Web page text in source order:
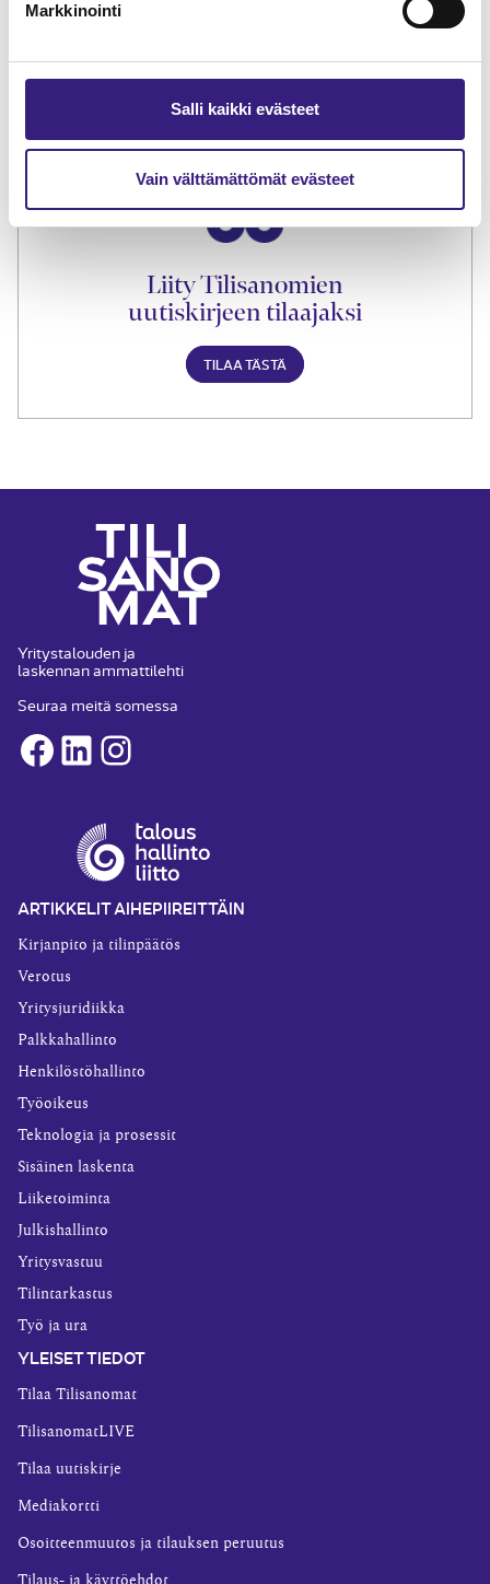
Markkinointi
Salli kaikki evästeet
Vain välttämättömät evästeet
lukuoikeus
Liity Tilisanomien
uutiskirjeen tilaajaksi
TILAA TÄSTÄ
Yritystalouden ja
laskennan ammattilehti
Seuraa meitä somessa
Facebook
LinkedInInstagram
ARTIKKELIT AIHEPIIREITTÄIN
Kirjanpito ja tilinpäätös
Verotus
Yritysjuridiikka
Palkkahallinto
Henkilöstöhallinto
Työoikeus
Teknologia ja prosessit
Sisäinen laskenta
Liiketoiminta
Julkishallinto
Yritysvastuu
Tilintarkastus
Työ ja ura
YLEISET TIEDOT
Tilaa Tilisanomat
TilisanomatLIVE
Tilaa uutiskirje
Mediakortti
Osoitteenmuutos ja tilauksen peruutus